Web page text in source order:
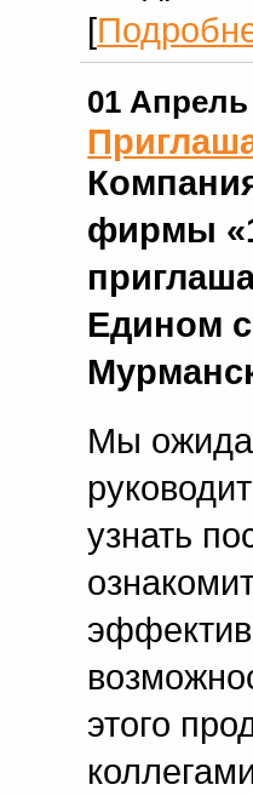
[
01 Апрель
фирмы
Едином
Мы
узнать
этого